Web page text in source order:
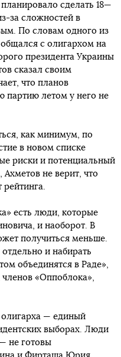
сделать 18—
за сложностей в
По словам одного из
с олигархом на
президента Украины
сказал своим
что планов
партию летом у него не
как минимум, по
в новом списке
риски и потенциальный
не верит, что
рейтинга.
есть люди, которые
и наоборот. В
получиться меньше.
и набирать
объединятся в Раде»,
«Оппоблока»,
— единый
выборах. Люди
не готовы